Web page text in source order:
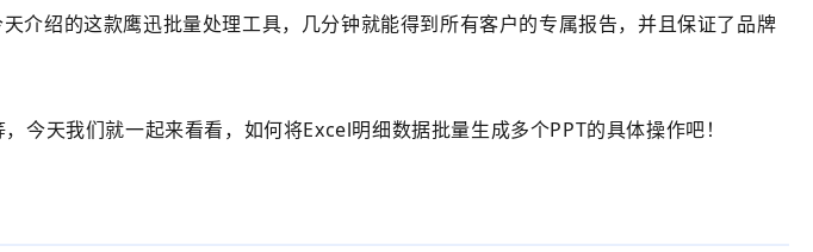
介绍的这款鹰迅批量处理工具，几分钟就能得到所有客户的专属报告，并且保证了品牌
天我们就一起来看看，如何将Excel明细数据批量生成多个PPT的具体操作吧！